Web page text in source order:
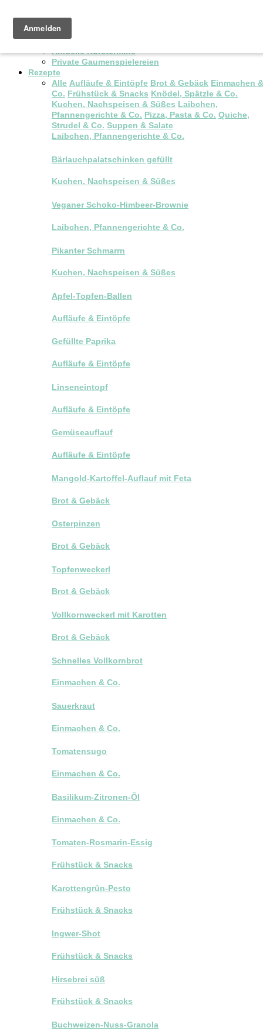
Pop-up Brunch
Kochkurse & Workshops
Aktuelle Kurstermine
Private Gaumenspielereien
Rezepte
Alle Aufläufe & Eintöpfe Brot & Gebäck Einmachen &
Co. Frühstück & Snacks Knödel, Spätzle & Co.
Kuchen, Nachspeisen & Süßes Laibchen,
Pfannengerichte & Co. Pizza, Pasta & Co. Quiche,
Strudel & Co. Suppen & Salate
Laibchen, Pfannengerichte & Co.
Bärlauchpalatschinken gefüllt
Kuchen, Nachspeisen & Süßes
Veganer Schoko-Himbeer-Brownie
Laibchen, Pfannengerichte & Co.
Pikanter Schmarrn
Kuchen, Nachspeisen & Süßes
Apfel-Topfen-Ballen
Aufläufe & Eintöpfe
Gefüllte Paprika
Aufläufe & Eintöpfe
Linseneintopf
Aufläufe & Eintöpfe
Gemüseauflauf
Aufläufe & Eintöpfe
Mangold-Kartoffel-Auflauf mit Feta
Brot & Gebäck
Osterpinzen
Brot & Gebäck
Topfenweckerl
Brot & Gebäck
Vollkornweckerl mit Karotten
Brot & Gebäck
Schnelles Vollkornbrot
Einmachen & Co.
Sauerkraut
Einmachen & Co.
Tomatensugo
Einmachen & Co.
Basilikum-Zitronen-Öl
Einmachen & Co.
Tomaten-Rosmarin-Essig
Frühstück & Snacks
Karottengrün-Pesto
Frühstück & Snacks
Ingwer-Shot
Frühstück & Snacks
Hirsebrei süß
Frühstück & Snacks
Buchweizen-Nuss-Granola